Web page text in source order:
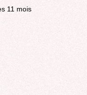
11 mois